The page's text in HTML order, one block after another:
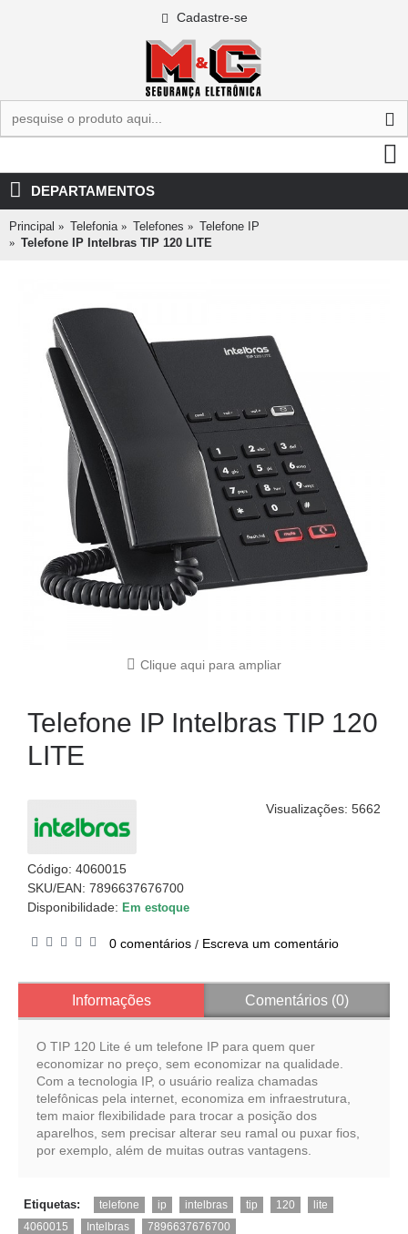
Cadastre-se
DEPARTAMENTOS
Principal Telefonia Telefones
Telefone IP
Telefone IP Intelbras TIP 120 LITE
Clique aqui para ampliar
Telefone IP Intelbras TIP 120
LITE
Visualizações: 5662
Código: 4060015
SKU/EAN: 7896637676700
Disponibilidade: Em estoque
0 comentários / Escreva um comentário
Informações Comentários (0)
O TIP 120 Lite é um telefone IP para quem quer
economizar no preço, sem economizar na qualidade.
Com a tecnologia IP, o usuário realiza chamadas
telefônicas pela internet, economiza em infraestrutura,
tem maior flexibilidade para trocar a posição dos
aparelhos, sem precisar alterar seu ramal ou puxar fios,
por exemplo, além de muitas outras vantagens.
Etiquetas: telefone ip intelbras tip 120 lite
4060015 Intelbras 7896637676700